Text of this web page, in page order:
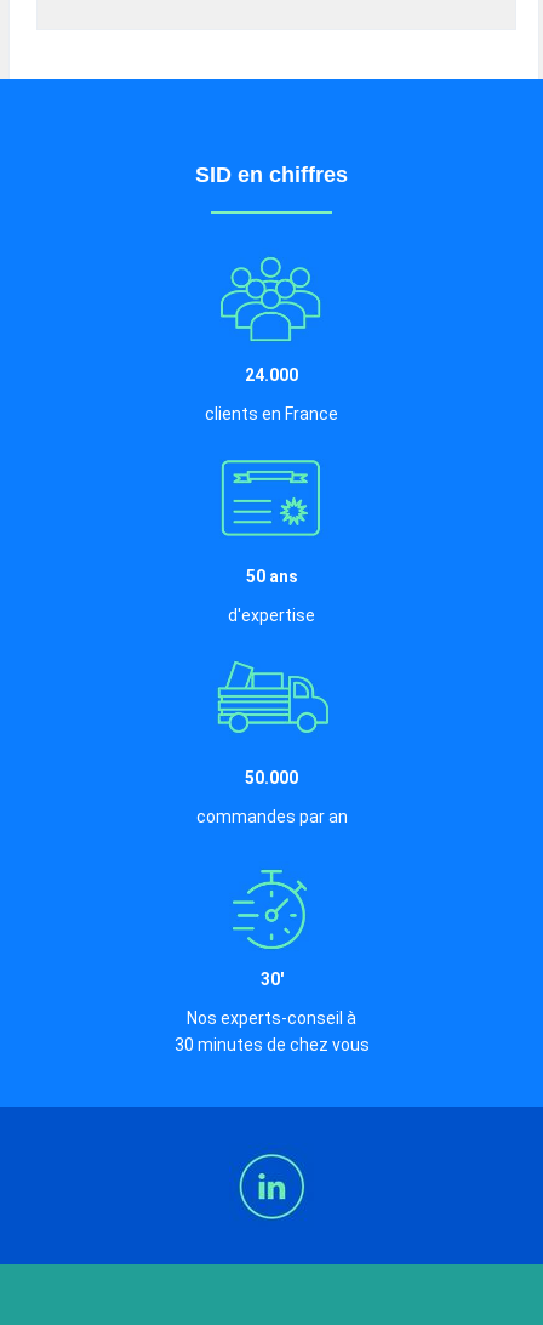
SID en chiffres
24.000
clients en France
50 ans
d'expertise
50.000
commandes par an
30'
Nos experts-conseil à
30 minutes de chez vous